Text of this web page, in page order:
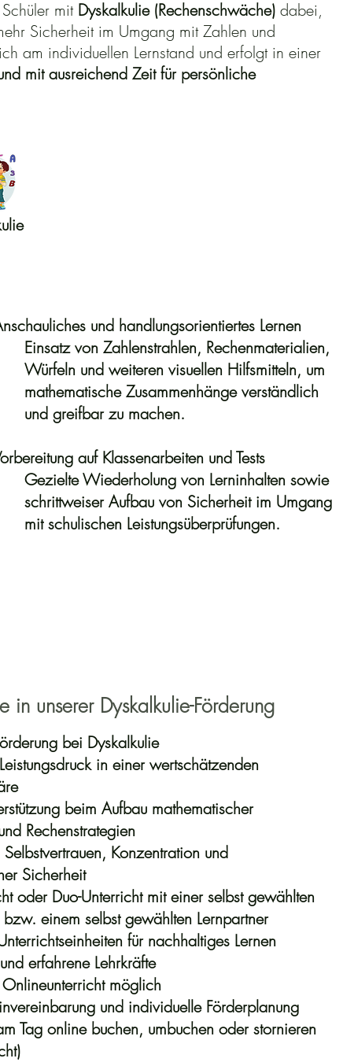
mit Dyskalkulie (Rechenschwäche) dabei,
Sicherheit im Umgang mit Zahlen und
am individuellen Lernstand und erfolgt in einer
mit ausreichend Zeit für persönliche
und handlungsorientiertes Lernen
Einsatz von Zahlenstrahlen, Rechenmaterialien,
Würfeln und weiteren visuellen Hilfsmitteln, um
mathematische Zusammenhänge verständlich
und greifbar zu machen.
auf Klassenarbeiten und Tests
Gezielte Wiederholung von Lerninhalten sowie
schrittweiser Aufbau von Sicherheit im Umgang
mit schulischen Leistungsüberprüfungen.
in unserer Dyskalkulie-Förderung
bei Dyskalkulie
in einer wertschätzenden
beim Aufbau mathematischer
Rechenstrategien
Konzentration und
Sicherheit
oder Duo-Unterricht mit einer selbst gewählten
bzw. einem selbst gewählten Lernpartner
für nachhaltiges Lernen
erfahrene Lehrkräfte
Onlineunterricht möglich
und individuelle Förderplanung
Tag online buchen, umbuchen oder stornieren